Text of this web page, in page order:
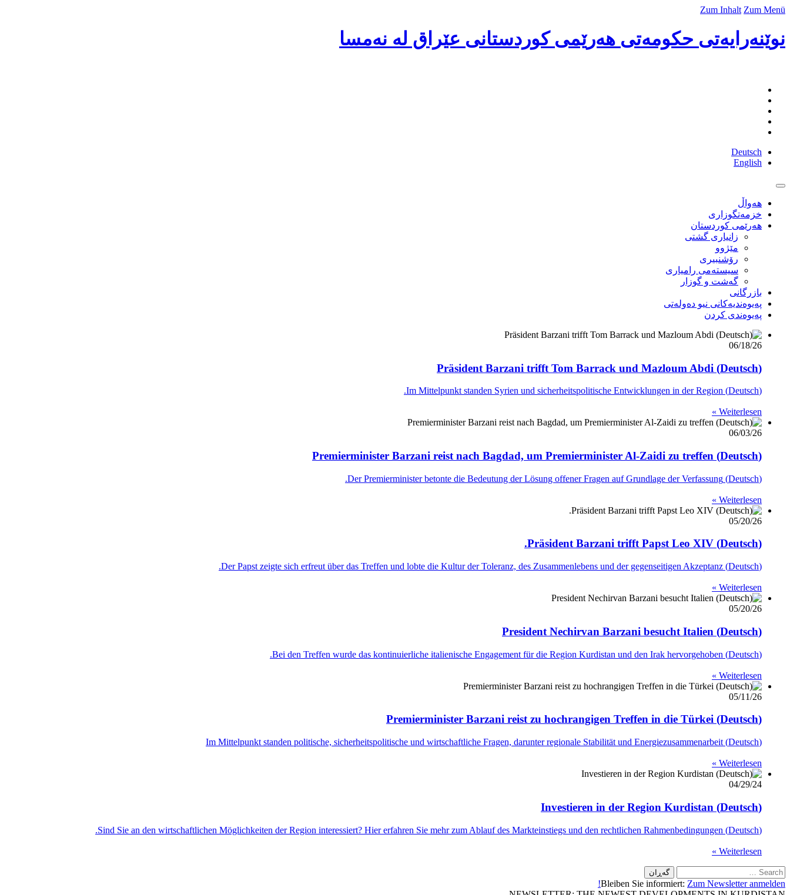
Zum Inhalt Zum Menü
نوێنه‌رایه‌تی حكومه‌تی هه‌رێمی كوردستانی عێراق له‌ نه‌مسا
Deutsch
English
هەواڵ
خزمەتگوزاری
هەرێمی کوردستان
زانیاری گشتی
مێژوو
رۆشنبیری
سیستەمی رامیاری
گەشت و گوزار
بازرگانی
پەیوەندیەکانی نیو دەولەتی
پەیوەندی کردن
06/18/26
(Deutsch) Präsident Barzani trifft Tom Barrack und Mazloum Abdi
(Deutsch) Im Mittelpunkt standen Syrien und sicherheitspolitische Entwicklungen in der Region.
Weiterlesen »
06/03/26
(Deutsch) Premierminister Barzani reist nach Bagdad, um Premierminister Al-Zaidi zu treffen
(Deutsch) Der Premierminister betonte die Bedeutung der Lösung offener Fragen auf Grundlage der Verfassung.
Weiterlesen »
05/20/26
(Deutsch) Präsident Barzani trifft Papst Leo XIV.
(Deutsch) Der Papst zeigte sich erfreut über das Treffen und lobte die Kultur der Toleranz, des Zusammenlebens und der gegenseitigen Akzeptanz.
Weiterlesen »
05/20/26
(Deutsch) President Nechirvan Barzani besucht Italien
(Deutsch) Bei den Treffen wurde das kontinuierliche italienische Engagement für die Region Kurdistan und den Irak hervorgehoben.
Weiterlesen »
05/11/26
(Deutsch) Premierminister Barzani reist zu hochrangigen Treffen in die Türkei
(Deutsch) Im Mittelpunkt standen politische, sicherheitspolitische und wirtschaftliche Fragen, darunter regionale Stabilität und Energiezusammenarbeit
Weiterlesen »
04/29/24
(Deutsch) Investieren in der Region Kurdistan
(Deutsch) Sind Sie an den wirtschaftlichen Möglichkeiten der Region interessiert? Hier erfahren Sie mehr zum Ablauf des Markteinstiegs und den rechtlichen Rahmenbedingungen.
Weiterlesen »
گەڕان
بۆ:
Bleiben Sie informiert: Zum Newsletter anmelden!